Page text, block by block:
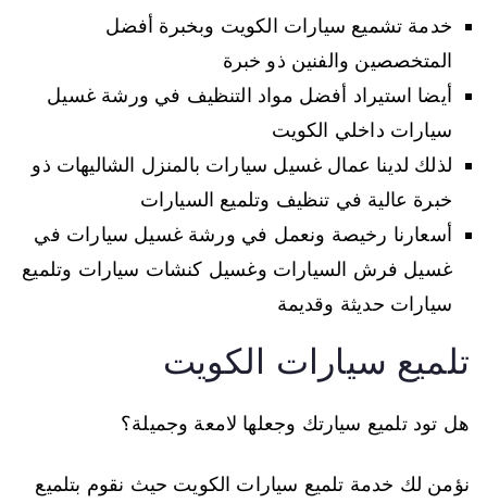
خدمة تشميع سيارات الكويت وبخبرة أفضل
المتخصصين والفنين ذو خبرة
أيضا استيراد أفضل مواد التنظيف في ورشة غسيل
سيارات داخلي الكويت
لذلك لدينا عمال غسيل سيارات بالمنزل الشاليهات ذو
خبرة عالية في تنظيف وتلميع السيارات
أسعارنا رخيصة ونعمل في ورشة غسيل سيارات في
غسيل فرش السيارات وغسيل كنشات سيارات وتلميع
سيارات حديثة وقديمة
تلميع سيارات الكويت
هل تود تلميع سيارتك وجعلها لامعة وجميلة؟
نؤمن لك خدمة تلميع سيارات الكويت حيث نقوم بتلميع